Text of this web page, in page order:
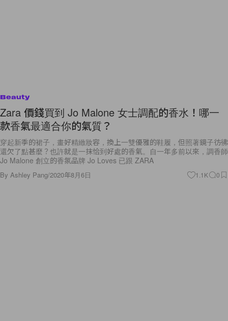
Beauty
Zara 價錢買到 Jo Malone 女士調配的香水！哪一
款香氣最適合你的氣質？
穿起新季的裙子，畫好精緻妝容，換上一雙優雅的鞋履，但照著鏡子彷彿
還欠了點甚麼？也許就是一抹恰到好處的香氣。自一年多前以來，調香師
Jo Malone 創立的香氛品牌 Jo Loves 已跟 ZARA
By Ashley Pang/2020年8月6日 1.1K 0